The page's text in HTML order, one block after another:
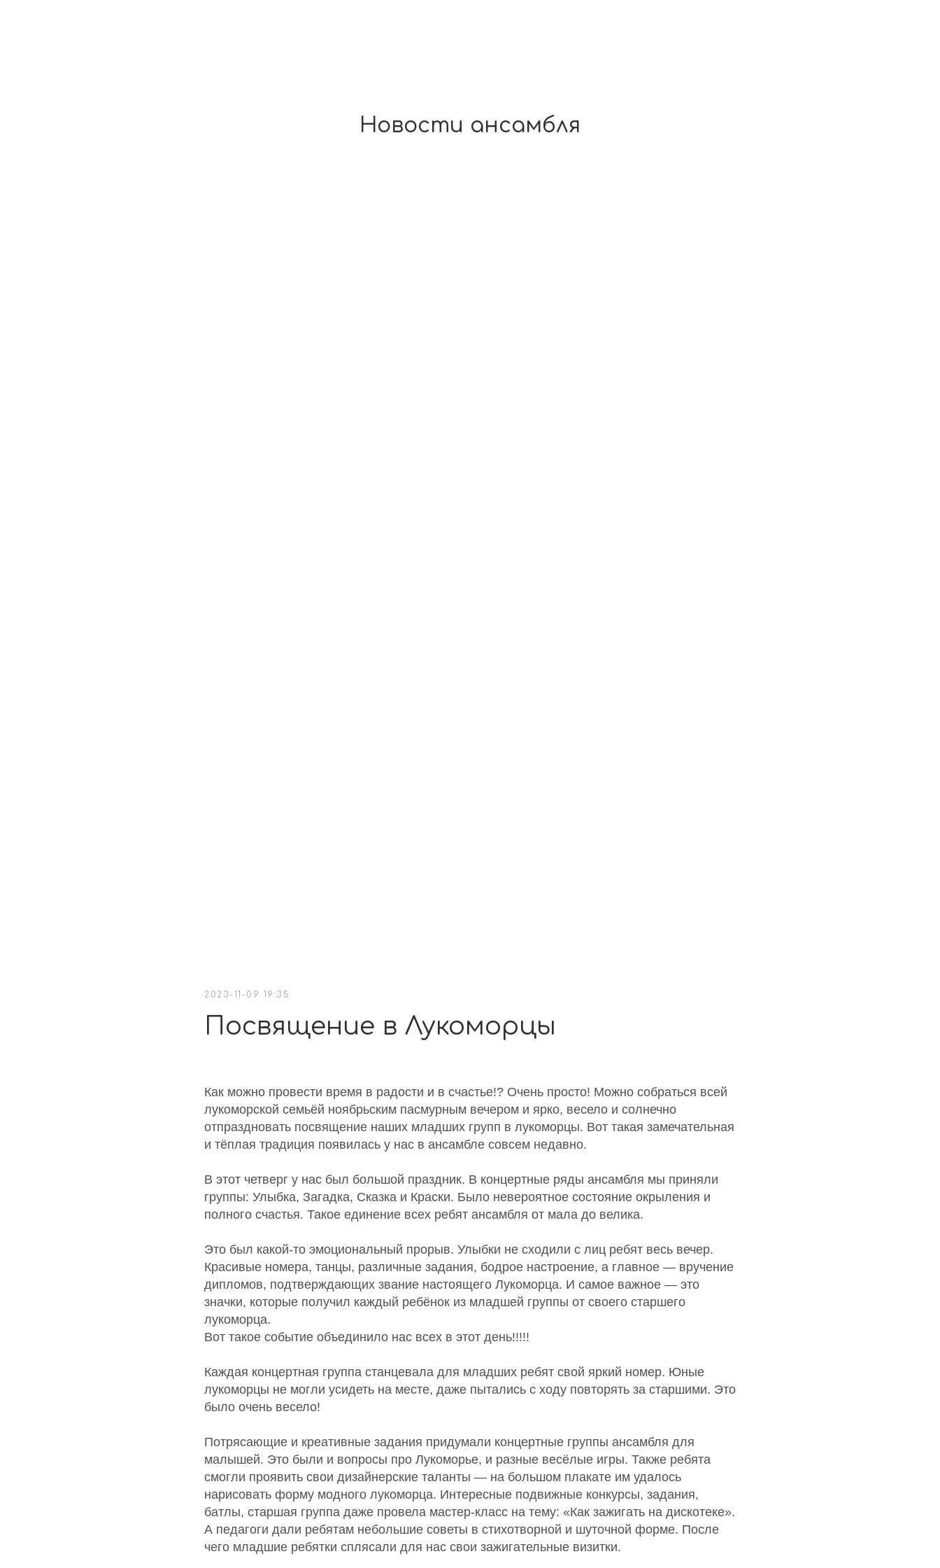
Новости ансамбля
2023-11-09 19:35
Посвящение в Лукоморцы
Как можно провести время в радости и в счастье!? Очень просто! Можно собраться всей
лукоморской семьёй ноябрьским пасмурным вечером и ярко, весело и солнечно
отпраздновать посвящение наших младших групп в лукоморцы. Вот такая замечательная
и тёплая традиция появилась у нас в ансамбле совсем недавно.
В этот четверг у нас был большой праздник. В концертные ряды ансамбля мы приняли
группы: Улыбка, Загадка, Сказка и Краски. Было невероятное состояние окрыления и
полного счастья. Такое единение всех ребят ансамбля от мала до велика.
Это был какой-то эмоциональный прорыв. Улыбки не сходили с лиц ребят весь вечер.
Красивые номера, танцы, различные задания, бодрое настроение, а главное — вручение
дипломов, подтверждающих звание настоящего Лукоморца. И самое важное — это
значки, которые получил каждый ребёнок из младшей группы от своего старшего
лукоморца.
Вот такое событие объединило нас всех в этот день!!!!!
Каждая концертная группа станцевала для младших ребят свой яркий номер. Юные
лукоморцы не могли усидеть на месте, даже пытались с ходу повторять за старшими. Это
было очень весело!
Потрясающие и креативные задания придумали концертные группы ансамбля для
малышей. Это были и вопросы про Лукоморье, и разные весёлые игры. Также ребята
смогли проявить свои дизайнерские таланты — на большом плакате им удалось
нарисовать форму модного лукоморца. Интересные подвижные конкурсы, задания,
батлы, старшая группа даже провела мастер-класс на тему: «Как зажигать на дискотеке».
А педагоги дали ребятам небольшие советы в стихотворной и шуточной форме. После
чего младшие ребятки сплясали для нас свои зажигательные визитки.